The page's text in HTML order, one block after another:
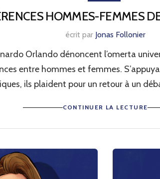
HOMMES-FEMMES
écrit par Jonas Follonier
Orlando dénoncent l’omerta
entre hommes et femmes.
ils plaident pour un retour à un
CONTINUER LA LECTURE